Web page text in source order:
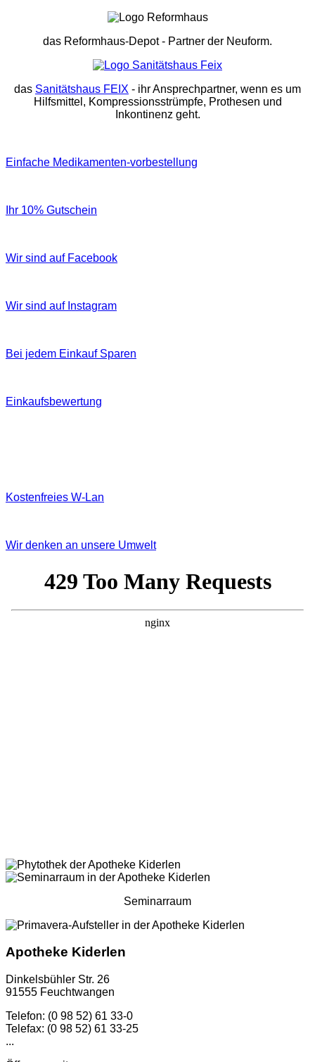
das Reformhaus-Depot- Partner der Neuform.
das Sanitätshaus FEIX - ihr Ansprechpartner, wenn es um
Hilfsmittel, Kompressionsstrümpfe, Prothesen und
Inkontinenz geht.
Einfache Medikamenten-vorbestellung
Ihr 10% Gutschein
Wir sind auf Facebook
Wir sind auf Instagram
Bei jedem Einkauf Sparen
Einkaufsbewertung
Kostenfreies W‐Lan
Wir denken an unsere Umwelt
Seminarraum
Apotheke Kiderlen
Dinkelsbühler Str. 26
91555 Feuchtwangen
Telefon: (0 98 52) 61 33-0
Telefax: (0 98 52) 61 33-25
...